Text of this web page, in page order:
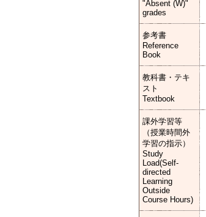
"Absent (W)"
grades
参考書
Reference
Book
教科書・テキ
スト
Textbook
課外学習等
（授業時間外
学習の指示）
Study
Load(Self-
directed
Learning
Outside
Course Hours)